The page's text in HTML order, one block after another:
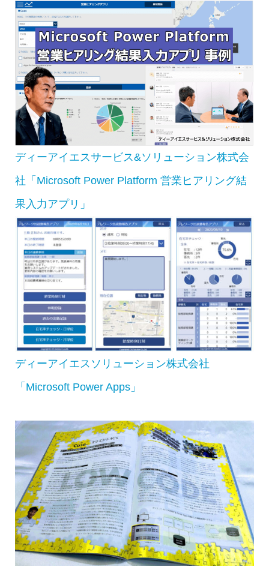
ディーアイエスサービス&ソリューション株式会
社「Microsoft Power Platform 営業ヒアリング結
果入力アプリ」
ディーアイエスソリューション株式会社
「Microsoft Power Apps」